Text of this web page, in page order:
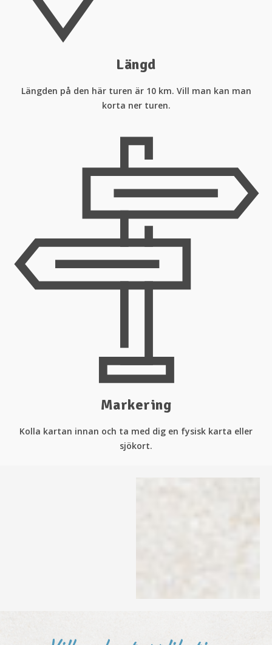
Längd
Längden på den här turen är 10 km. Vill man kan man
korta ner turen.
Markering
Kolla kartan innan och ta med dig en fysisk karta eller
sjökort.